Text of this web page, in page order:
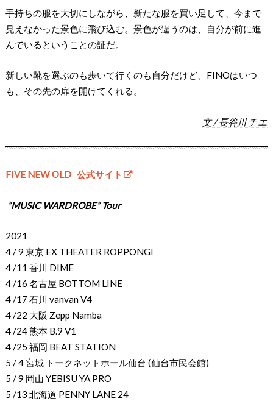
手持ちの服を大切にしながら、新たな服を買い足して、今まで
見えなかった景色に飛び込む。景色が違うのは、自分が前に進
んでいるということの証だ。
新しい靴を選ぶのも歩いて行くのも自分だけど、FINOはいつ
も、その先の扉を開けてくれる。
文 / 長谷川 チエ
FIVE NEW OLD 公式サイト
”MUSIC WARDROBE” Tour
2021
4 / 9 東京 EX THEATER ROPPONGI
4 /11 香川 DIME
4 /16 名古屋 BOTTOM LINE
4 /17 石川 vanvan V4
4 /22 大阪 Zepp Namba
4 /24 熊本 B.9 V1
4 /25 福岡 BEAT STATION
5 / 4 宮城 トークネットホール仙台 (仙台市民会館)
5 / 9 岡山 YEBISU YA PRO
5 /13 北海道 PENNY LANE 24